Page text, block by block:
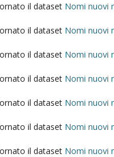
il dataset Nomi nuovi
il dataset Nomi nuovi
il dataset Nomi nuovi
il dataset Nomi nuovi
il dataset Nomi nuovi
il dataset Nomi nuovi
il dataset Nomi nuovi